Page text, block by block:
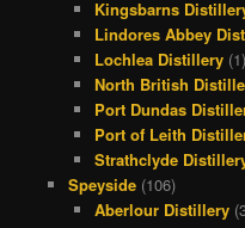
Kingsbarns
Lindores Abbey
Lochlea Distillery (1)
North British
Port Dundas
Port of Leith
Strathclyde
Speyside(106)
Aberlour Distillery